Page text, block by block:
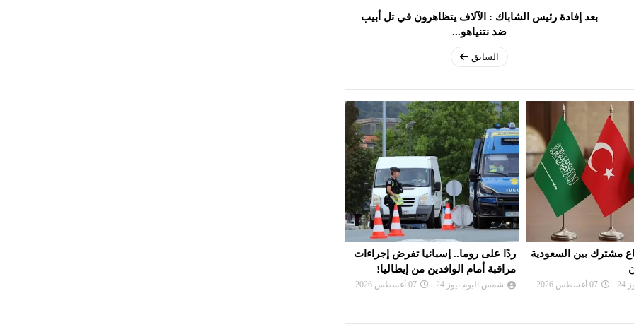
بعد إفادة رئيس الشاباك : الآلاف يتظاهرون في تل أبيب
ضد نتنياهو...
السابق
تفرض إجراءات
من إيطاليا!
07 أغسطس 2026
واشنطن تفرض عقوبات على منصات
للتداول تمول الحرس الثوري
شمس اليوم نيوز 24 07 أغسطس 2026